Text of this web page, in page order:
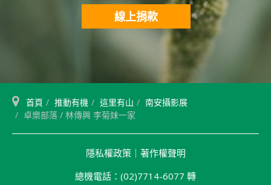
線上捐款
首頁 推動有機 這里有山
南安攝影展
卓樂部落 / 林傳興 李菊妹一家
隱私權政策｜ 著作權聲明
總機電話：(02)7714-6077 轉